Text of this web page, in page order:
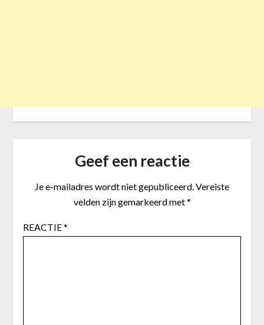
Geef een reactie
Je e-mailadres wordt niet gepubliceerd.Vereiste
velden zijn gemarkeerd met*
REACTIE*